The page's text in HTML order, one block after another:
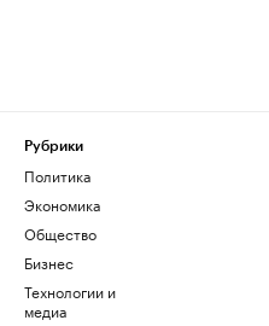
Рубрики
Политика
Экономика
Общество
Бизнес
Технологии и
медиа